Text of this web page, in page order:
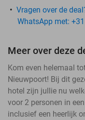
Vragen over de
WhatsApp met:
Meer over deze
Kom even helemaal
Nieuwpoort! Bij dit
hotel zijn jullie nu
voor 2 personen in
inclusief een heerlijk